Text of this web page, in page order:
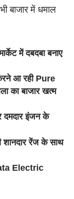
बाजार में धमाल
में दबदबा बनाए
आ रही Pure
का बाजार खत्म
इंजन के
रेंज के साथ
Electric